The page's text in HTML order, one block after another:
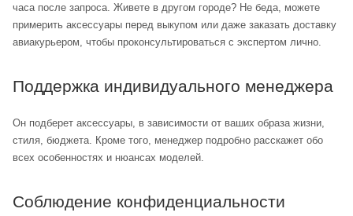
часа после запроса. Живете в другом городе? Не беда, можете
примерить аксессуары перед выкупом или даже заказать доставку
авиакурьером, чтобы проконсультироваться с экспертом лично.
Поддержка индивидуального менеджера
Он подберет аксессуары, в зависимости от ваших образа жизни,
стиля, бюджета. Кроме того, менеджер подробно расскажет обо
всех особенностях и нюансах моделей.
Соблюдение конфиденциальности